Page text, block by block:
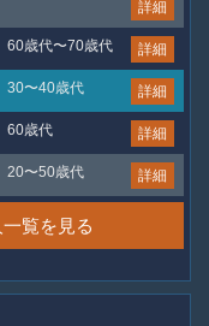
詳細
60歳代〜70歳代 詳細
30〜40歳代 詳細
60歳代 詳細
20〜50歳代 詳細
覧を見る